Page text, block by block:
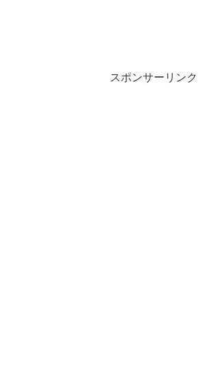
スポンサーリンク